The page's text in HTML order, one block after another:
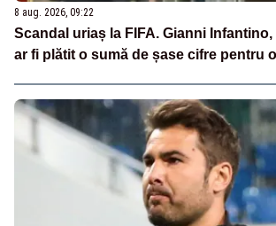
8 aug. 2026, 09:22
Scandal uriaș la FIFA. Gianni Infantino,
ar fi plătit o sumă de șase cifre pentru